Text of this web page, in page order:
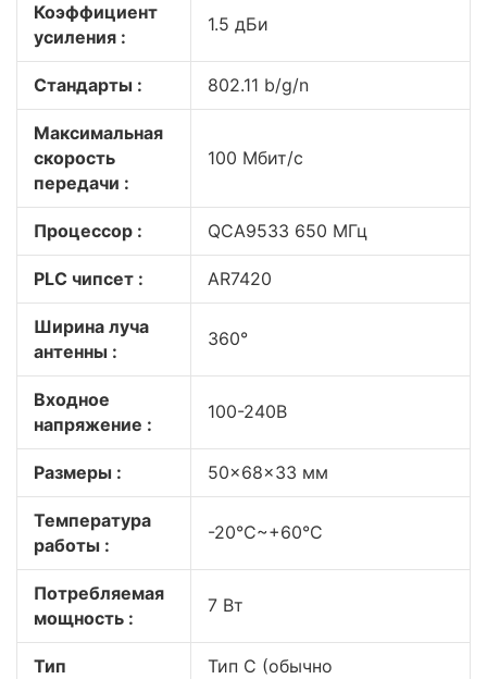
Коэффициент
усиления :
1.5 дБи
Стандарты : 802.11 b/g/n
Максимальная
скорость
передачи :
100 Мбит/с
Процессор : QCA9533 650 МГц
PLC чипсет : AR7420
Ширина луча
антенны :
360°
Входное
напряжение :
100-240В
Размеры : 50x68x33 мм
Температура
работы :
-20°C~+60°C
Потребляемая
мощность :
7 Вт
Тип
Тип C (обычно